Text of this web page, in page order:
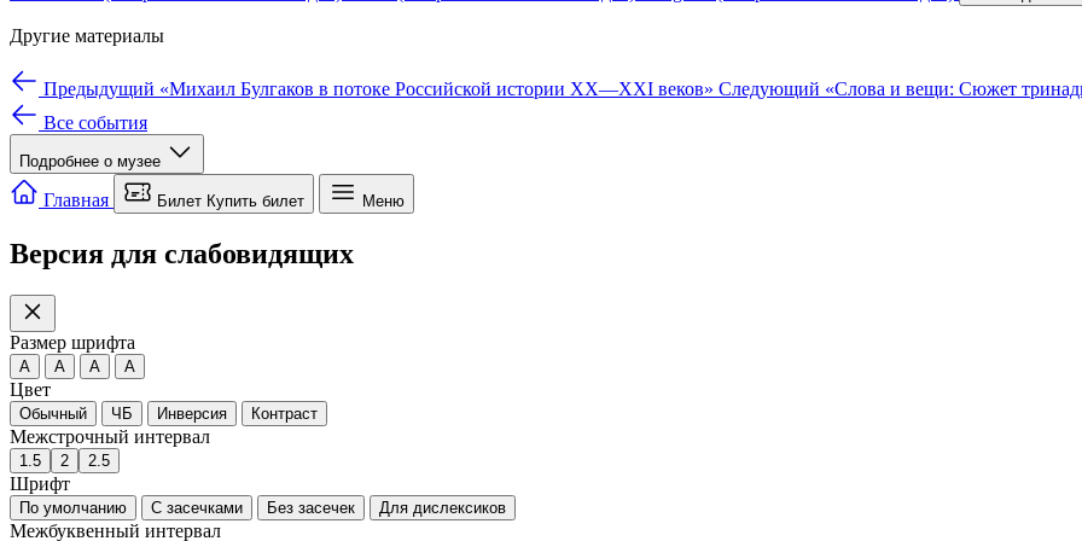
Другие материалы
Предыдущий «Михаил Булгаков в потоке Российской истории XX—XXI веков» Следующий «Слова и вещи: Сюжет
Все события
Подробнее о музее
Мы используем cookie для работы сайта и аналитики.
Только необходимые Настройки cookie Принять все
Версия для слабовидящих
Размер шрифта
A A A
Цвет
Обычный ЧБ Инверсия Контраст
Межстрочный интервал